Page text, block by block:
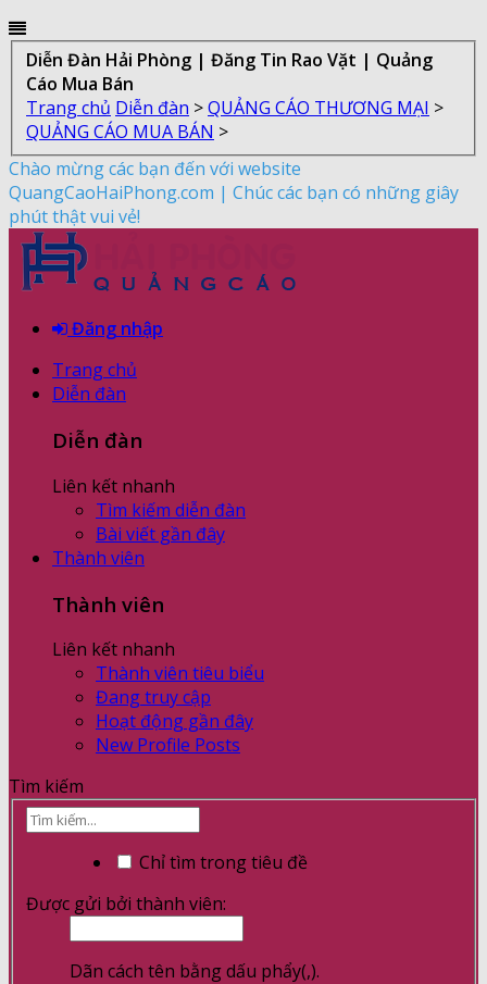
Diễn Đàn Hải Phòng | Đăng Tin Rao Vặt | Quảng
Cáo Mua Bán
Trang chủ Diễn đàn >QUẢNG CÁO THƯƠNG MẠI >
QUẢNG CÁO MUA BÁN >
Chào mừng các bạn đến với website
QuangCaoHaiPhong.com | Chúc các bạn có những giây
phút thật vui vẻ!
Đăng nhập
Trang chủ
Diễn đàn
Diễn đàn
Liên kết nhanh
Tìm kiếm diễn đàn
Bài viết gần đây
Thành viên
Thành viên
Liên kết nhanh
Thành viên tiêu biểu
Đang truy cập
Hoạt động gần đây
New Profile Posts
Tìm kiếm
Chỉ tìm trong tiêu đề
Được gửi bởi thành viên:
Dãn cách tên bằng dấu phẩy(,).